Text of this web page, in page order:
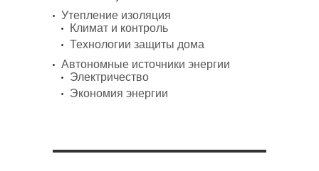
Утепление изоляция
Климат и контроль
Технологии защиты дома
Автономные источники энергии
Электричество
Экономия энергии